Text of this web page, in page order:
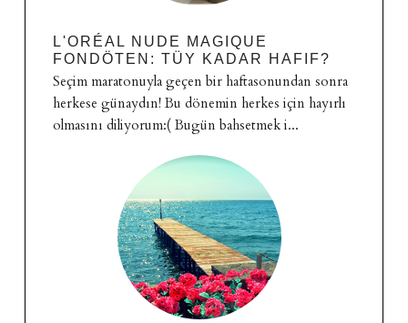
L'ORÉAL NUDE MAGIQUE
FONDÖTEN: TÜY KADAR HAFIF?
Seçim maratonuyla geçen bir haftasonundan sonra
herkese günaydın! Bu dönemin herkes için hayırlı
olmasını diliyorum:( Bugün bahsetmek i...